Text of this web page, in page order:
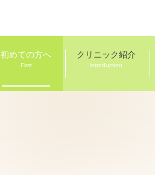
初めての方へ
First
クリニック紹介
Introduction